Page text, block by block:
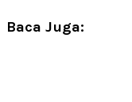
Baca Juga: